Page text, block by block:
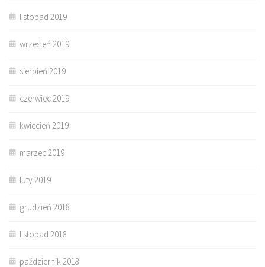
listopad 2019
wrzesień 2019
sierpień 2019
czerwiec 2019
kwiecień 2019
marzec 2019
luty 2019
grudzień 2018
listopad 2018
październik 2018